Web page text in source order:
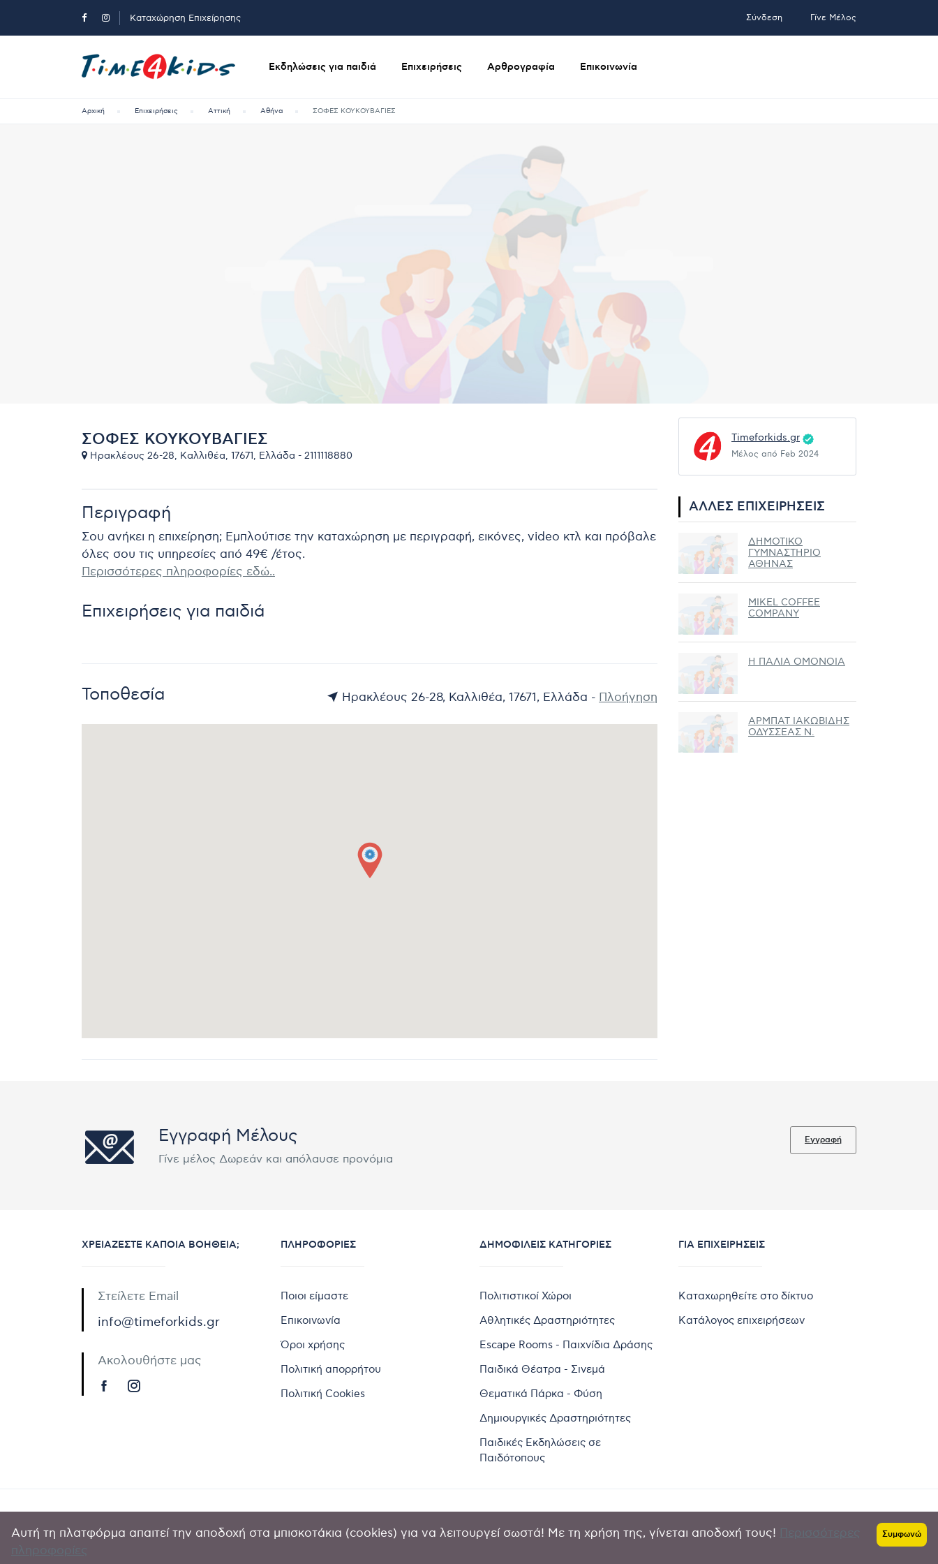
Καταχώρηση Επιχείρησης Σύνδεση Γίνε Μέλος
Εκδηλώσεις για παιδιά Επιχειρήσεις Αρθρογραφία Επικοινωνία
Αρχική Επιχειρήσεις Αττική Αθήνα ΣΟΦΕΣ ΚΟΥΚΟΥΒΑΓΙΕΣ
ΣΟΦΕΣ ΚΟΥΚΟΥΒΑΓΙΕΣ
Ηρακλέους 26-28, Καλλιθέα, 17671, Ελλάδα - 2111118880
Περιγραφή
Σου ανήκει η επιχείρηση; Εμπλούτισε την καταχώρηση με περιγραφή, εικόνες, video κτλ και πρόβαλε
όλες σου τις υπηρεσίες από 49€ /έτος.
Περισσότερες πληροφορίες εδώ..
Επιχειρήσεις για παιδιά
Τοποθεσία Ηρακλέους 26-28, Καλλιθέα, 17671, Ελλάδα - Πλοήγηση
Timeforkids.gr
Μέλος από Feb 2024
ΆΛΛΕΣ ΕΠΙΧΕΙΡΉΣΕΙΣ
ΔΗΜΟΤΙΚΟ
ΓΥΜΝΑΣΤΗΡΙΟ
ΑΘΗΝΑΣ
MIKEL COFFEE
COMPANY
Η ΠΑΛΙΑ ΟΜΟΝΟΙΑ
ΑΡΜΠΑΤ ΙΑΚΩΒΙΔΗΣ
ΟΔΥΣΣΕΑΣ Ν.
Εγγραφή Μέλους
Γίνε μέλος Δωρεάν και απόλαυσε προνόμια
Εγγραφή
ΧΡΕΙΆΖΕΣΤΕ ΚΆΠΟΙΑ ΒΟΉΘΕΙΑ;
Στείλετε Email
info@timeforkids.gr
Ακολουθήστε μας
ΠΛΗΡΟΦΟΡΊΕΣ
Ποιοι είμαστε
Επικοινωνία
Όροι χρήσης
Πολιτική απορρήτου
Πολιτική Cookies
ΔΗΜΟΦΙΛΕΊΣ ΚΑΤΗΓΟΡΊΕΣ
Πολιτιστικοί Χώροι
Αθλητικές Δραστηριότητες
Escape Rooms - Παιχνίδια Δράσης
Παιδικά Θέατρα - Σινεμά
Θεματικά Πάρκα - Φύση
Δημιουργικές Δραστηριότητες
Παιδικές Εκδηλώσεις σε
Παιδότοπους
ΓΙΑ ΕΠΙΧΕΙΡΉΣΕΙΣ
Καταχωρηθείτε στο δίκτυο
Κατάλογος επιχειρήσεων
Copyright © 2024 by Goldensites Πολιτική απορρήτου-
Αυτή τη πλατφόρμα απαιτεί την αποδοχή στα μπισκοτάκια (cookies) για να λειτουργεί σωστά! Με τη χρήση της, γίνεται αποδοχή τους! Συμφωνώ